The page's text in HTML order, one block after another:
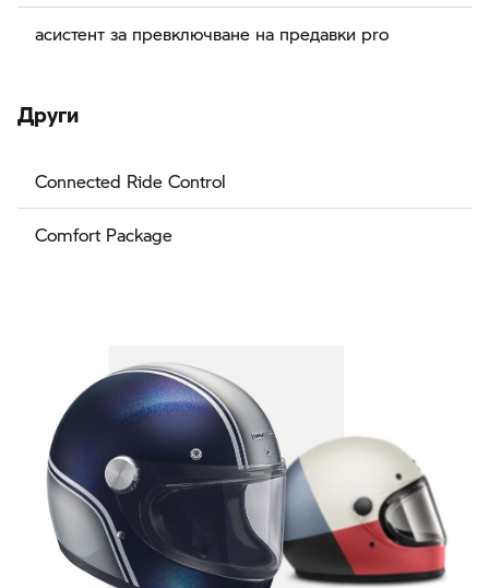
асистент за превключване на предавки pro
Други
Connected Ride Control
Comfort Package